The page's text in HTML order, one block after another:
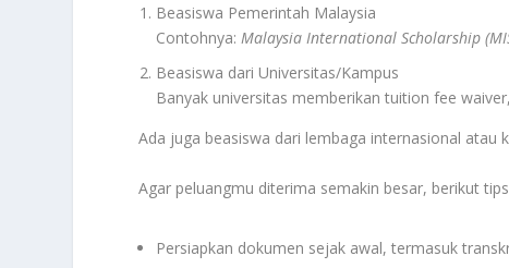
Beasiswa Pemerintah Malaysia
Contohnya: Malaysia International Scholarship
Beasiswa dari Universitas/Kampus
Banyak universitas memberikan tuition fee
Ada juga beasiswa dari lembaga internasional atau
Agar peluangmu diterima semakin besar, berikut
Persiapkan dokumen sejak awal, termasuk